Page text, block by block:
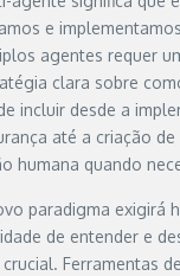
e
agentes requer
clara sobre
incluir desde a
até a criação de
humana quando
paradigma exigirá
de entender e
Ferramentas